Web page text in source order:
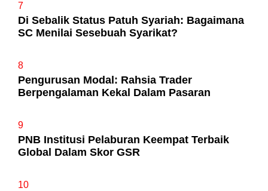
7
Di Sebalik Status Patuh Syariah: Bagaimana
SC Menilai Sesebuah Syarikat?
8
Pengurusan Modal: Rahsia Trader
Berpengalaman Kekal Dalam Pasaran
9
PNB Institusi Pelaburan Keempat Terbaik
Global Dalam Skor GSR
10